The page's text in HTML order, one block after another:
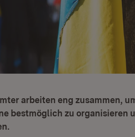
arbeiten eng zusammen,
bestmöglich zu organisieren